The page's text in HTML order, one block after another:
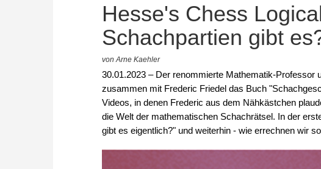
Hesse's Chess
Schachpartien gibt
von Arne Kaehler
30.01.2023 – Der renommierte Mathematik-
zusammen mit Frederic Friedel das Buch
Videos, in denen Frederic aus dem Nähkästchen
die Welt der mathematischen Schachrätsel. In der
gibt es eigentlich?" und weiterhin - wie errechnen wir